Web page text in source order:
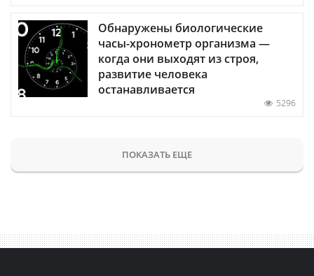
Обнаружены биологические
часы-хронометр организма —
когда они выходят из строя,
развитие человека
останавливается
5296
ПОКАЗАТЬ ЕЩЕ